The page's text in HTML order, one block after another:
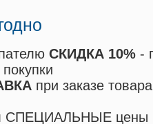
СКИДКА 10% -
при заказе
СПЕЦИАЛЬНЫЕ цены